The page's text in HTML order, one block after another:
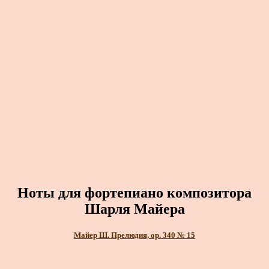
Ноты для фортепиано композитора
Шарля Майера
Майер Ш. Прелюдия, ор. 340 № 15